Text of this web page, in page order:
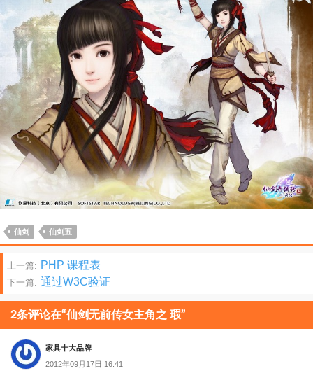
仙剑 仙剑五
文
章
分
页
上一篇: PHP 课程表
下一篇: 通过W3C验证
2条评论在“仙剑无前传女主角之 瑕”
家具十大品牌
2012年09月17日 16:41